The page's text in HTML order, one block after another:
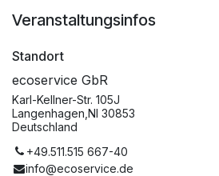
Veranstaltungsinfos
Standort
ecoservice GbR
Karl-Kellner-Str. 105J
Langenhagen,NI 30853
Deutschland
+49.511.515 667-40
info@ecoservice.de